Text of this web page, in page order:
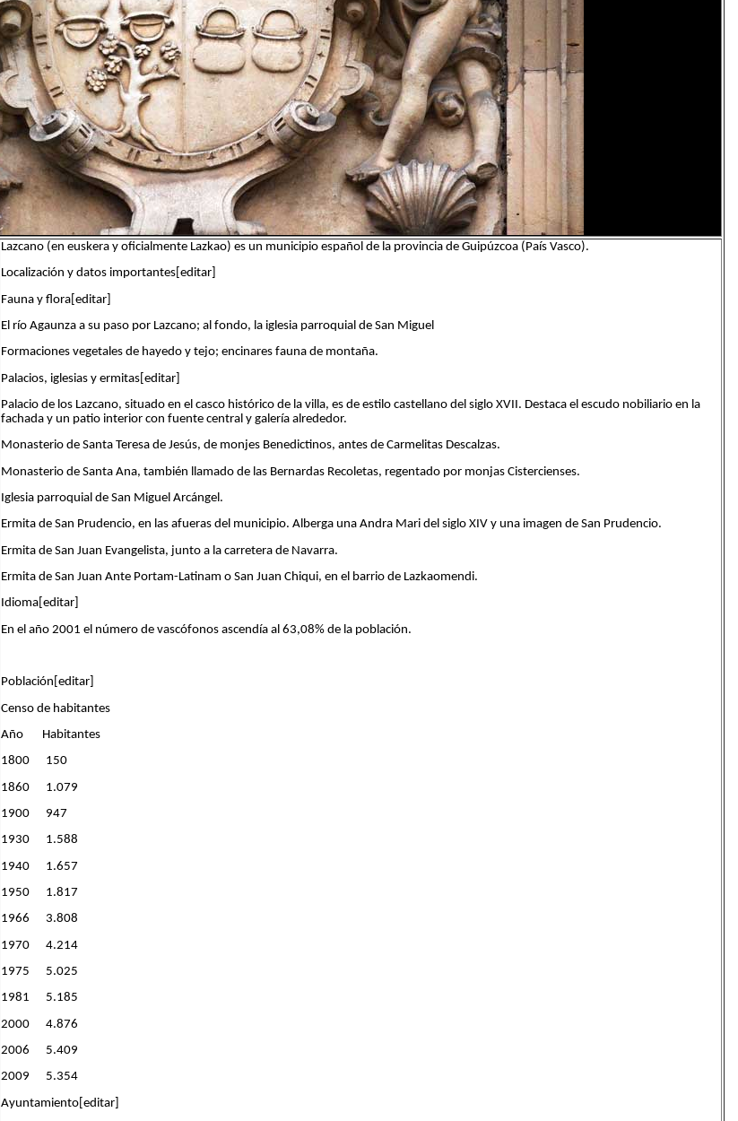
Lazcano (en euskera y oficialmente Lazkao) es un municipio español de la provincia de Guipúzcoa (País Vasco).
Localización y datos importantes[editar]
Fauna y flora[editar]
El río Agaunza a su paso por Lazcano; al fondo, la iglesia parroquial de San Miguel
Formaciones vegetales de hayedo y tejo; encinares fauna de montaña.
Palacios, iglesias y ermitas[editar]
Palacio de los Lazcano, situado en el casco histórico de la villa, es de estilo castellano del siglo XVII. Destaca el escudo nobiliario en la
fachada y un patio interior con fuente central y galería alrededor.
Monasterio de Santa Teresa de Jesús, de monjes Benedictinos, antes de Carmelitas Descalzas.
Monasterio de Santa Ana, también llamado de las Bernardas Recoletas, regentado por monjas Cistercienses.
Iglesia parroquial de San Miguel Arcángel.
Ermita de San Prudencio, en las afueras del municipio. Alberga una Andra Mari del siglo XIV y una imagen de San Prudencio.
Ermita de San Juan Evangelista, junto a la carretera de Navarra.
Ermita de San Juan Ante Portam-Latinam o San Juan Chiqui, en el barrio de Lazkaomendi.
Idioma[editar]
En el año 2001 el número de vascófonos ascendía al 63,08% de la población.
Población[editar]
Censo de habitantes
Año Habitantes
1800 150
1860 1.079
1900 947
1930 1.588
1940 1.657
1950 1.817
1966 3.808
1970 4.214
1975 5.025
1981 5.185
2000 4.876
2006 5.409
2009 5.354
Ayuntamiento[editar]